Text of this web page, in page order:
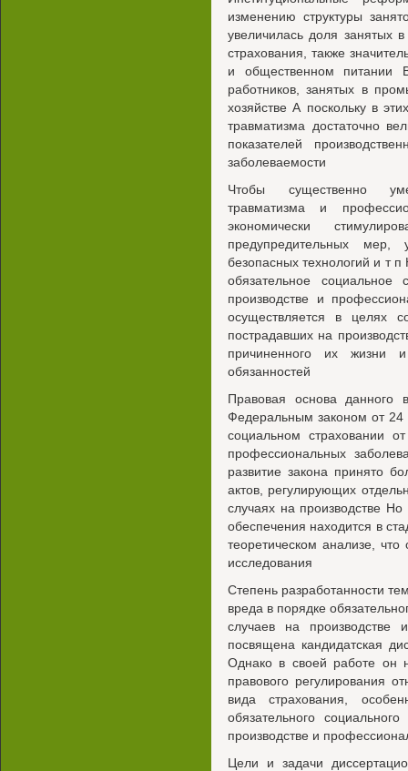
изменению структуры
увеличилась доля занятых
страхования, также
и общественном питании
работников, занятых в
хозяйстве А поскольку в
травматизма достаточно
показателей
заболеваемости
Чтобы существенно
травматизма и
экономически
предупредительных
безопасных технологий и т
обязательное социальное
производстве и
осуществляется в целях
пострадавших на
причиненного их жизни
обязанностей
Правовая основа данного
Федеральным законом от
социальном страховании
профессиональных
развитие закона принято
актов, регулирующих
случаях на производстве
обеспечения находится в
теоретическом анализе,
исследования
Степень разработанности
вреда в порядке
случаев на производстве
посвящена кандидатская
Однако в своей работе он
правового регулирования
вида страхования,
обязательного
производстве и
Цели и задачи